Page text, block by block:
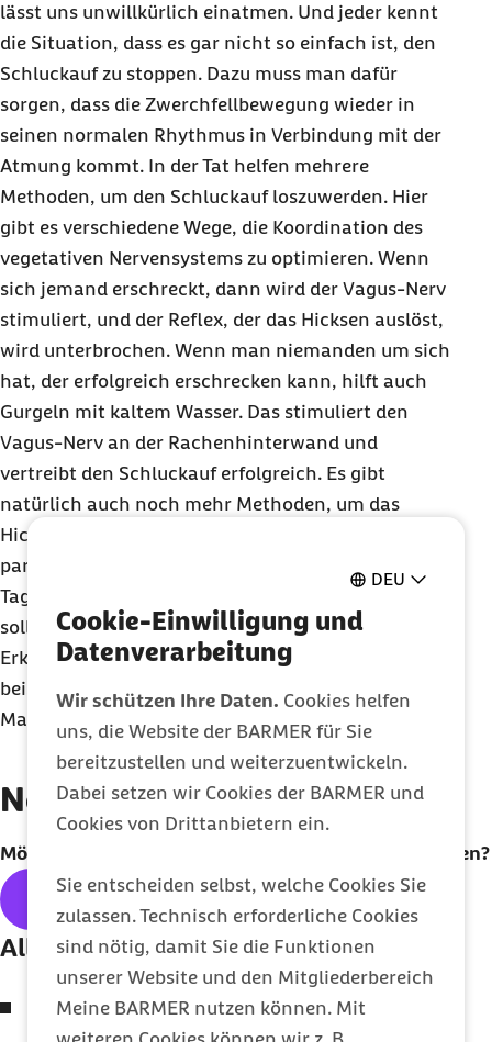
DEU
Cookie-Einwilligung und
Datenverarbeitung
Wir schützen Ihre Daten. Cookies helfen
uns, die Website der BARMER für Sie
bereitzustellen und weiterzuentwickeln.
Dabei setzen wir Cookies der BARMER und
Cookies von Drittanbietern ein.
Sie entscheiden selbst, welche Cookies Sie
zulassen. Technisch erforderliche Cookies
sind nötig, damit Sie die Funktionen
unserer Website und den Mitgliederbereich
Meine BARMER nutzen können. Mit
lässt uns unwillkürlich einatmen. Und jeder kennt
die Situation, dass es gar nicht so einfach ist, den
Schluckauf zu stoppen. Dazu muss man dafür
sorgen, dass die Zwerchfellbewegung wieder in
seinen normalen Rhythmus in Verbindung mit der
Atmung kommt. In der Tat helfen mehrere
Methoden, um den Schluckauf loszuwerden. Hier
gibt es verschiedene Wege, die Koordination des
vegetativen Nervensystems zu optimieren. Wenn
sich jemand erschreckt, dann wird der Vagus-Nerv
stimuliert, und der Reflex, der das Hicksen auslöst,
wird unterbrochen. Wenn man niemanden um sich
hat, der erfolgreich erschrecken kann, hilft auch
Gurgeln mit kaltem Wasser. Das stimuliert den
Vagus-Nerv an der Rachenhinterwand und
vertreibt den Schluckauf erfolgreich. Es gibt
natürlich auch noch mehr Methoden, um das
Hicksen loszuwerden. Sollte ein Schluckauf aber
partout nicht weggehen und sich mehr als einen
Tag halten, dann ist Vorsicht geboten. Betroffene
sollten Kontakt zum Arzt aufnehmen, um mögliche
Erkrankungen abzuklären. Dahinter könnte
beispielsweise ein krankhafter Rückfluss des
Mageninhalts stecken.“
Newsletter
Möchten Sie unseren regelmäßig erhalten?
Hier geht's zum kostenlosenAbo
Alle Themen der Ausgabe:
Abwehrkräfte im Winter stärken